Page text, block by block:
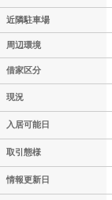
近隣駐車場
周辺環境
借家区分
現況
入居可能日
取引態様
情報更新日